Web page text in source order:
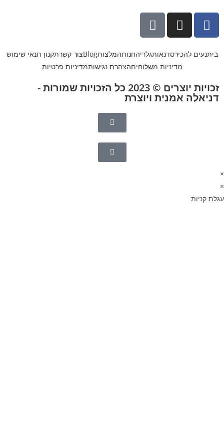
ביתנעים להכירסדנאותגלריהחנותהמלצותBlogצור קשרתקנון תנאי שימוש
מדיניות משלוחיםהצהרת נגישותמדיניות פרטיות
זכויות יוצרים © 2023 כל הזכויות שמורות -
דניאלה אמנית ויוצרת
×
×
עגלת קניות